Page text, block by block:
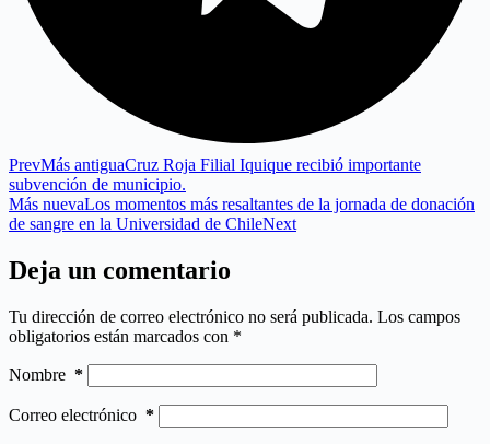
PrevMás antiguaCruz Roja Filial Iquique recibió importante
subvención de municipio.
Más nuevaLos momentos más resaltantes de la jornada de donación
de sangre en la Universidad de ChileNext
Deja un comentario
Tu dirección de correo electrónico no será publicada. Los campos
obligatorios están marcados con *
Nombre *
Correo electrónico *